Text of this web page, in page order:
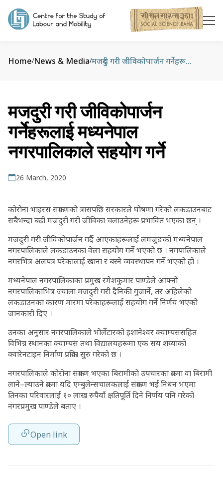
Home/News & Media/ मजदुरी गरी जीविकोपार्जन गर्नेहरूलाई मध्यनेपाल नगरपालिकाले सहयोग गर्ने
मजदुरी गरी जीविकोपार्जन
गर्नेहरूलाई मध्यनेपाल
नगरपालिकाले सहयोग गर्ने
26 March, 2020
कोरोना भाइरस संक्रमणको त्रासपछि सरकारले घोषणा गरेको लकडाउनबाट
सबैभन्दा बढी मजदुरी गरी जीविका चलाउनेहरू प्रभावित भएका छन् ।
मजदुरी गरी जीविकोपार्जन गर्दै आएकाहरूलाई लमजुङको मध्यनेपाल
नगरपालिकाले लकडाउनका वेला सहयोग गर्ने भएको छ । नगपालिकाले
नगरभित्र अलपत्र परेकालाई खाना र बस्ने व्यवस्थापन गर्ने भएको हो ।
मध्यनेपाल नगरपालिकाका प्रमुख रमेशकुमार पाण्डेले आफ्नो
नगरपालिकाभित्र ज्याला मजदुरी गरी दैनिकी गुजार्ने, तर अहिलेको
लकडाउनका कारण मारमा परेकाहरूलाई सहयोग गर्ने निर्णय भएको
जानकारी दिए ।
उनका अनुसार नगरपालिकाले भोर्लेटारको इशानेश्वर क्याम्पससहित
विभिन्न स्थानका क्याम्पस तथा विद्यालयहरूमा एक सय शय्याको
क्वारेनटाइन निर्माण प्रक्रिया सुरु गरेको छ ।
नगरपालिकाले कोरोना संक्रमण भएका बिरामीकाे उपचारका क्रममा वा बिरामी
लाने–ल्याउने क्रममा यदि एम्बुलेन्सचालकलाई संक्रमण भई निधन भएमा
तिनका परिवारलाई १० लाख रुपैयाँ क्षतिपूर्ति दिने निर्णय पनि गरेको
नगरप्रमुख पाण्डेले बताए ।
Open link